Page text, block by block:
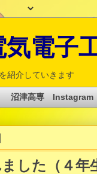
気電子
紹介していきます
沼津高専 Instagram
した（４年